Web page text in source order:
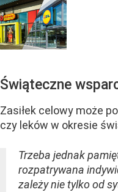
Świąteczne
Zasiłek celowy może
czy leków w okresie
Trzeba jednak
rozpatrywana
zależy nie tylko od